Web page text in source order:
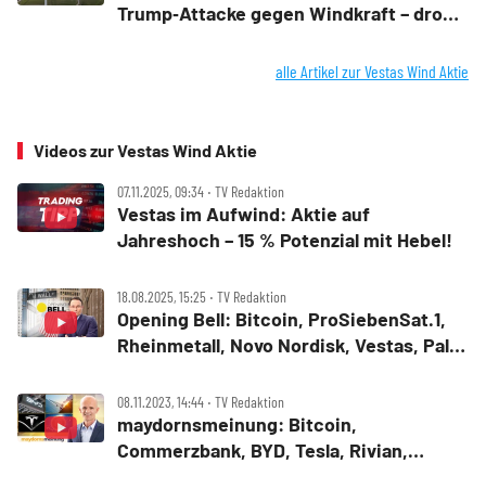
Trump‑Attacke gegen Windkraft – droht
alle Artikel zur Vestas Wind Aktie
Videos zur Vestas Wind Aktie
07.11.2025, 09:34 ‧ TV Redaktion
Vestas im Aufwind: Aktie auf
Jahreshoch – 15 % Potenzial mit Hebel!
18.08.2025, 15:25 ‧ TV Redaktion
Opening Bell: Bitcoin, ProSiebenSat.1,
Rheinmetall, Novo Nordisk, Vestas, Palo
08.11.2023, 14:44 ‧ TV Redaktion
maydornsmeinung: Bitcoin,
Commerzbank, BYD, Tesla, Rivian,